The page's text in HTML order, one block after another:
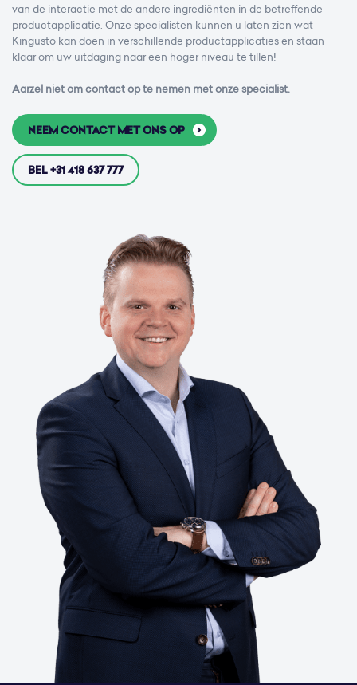
van de interactie met de andere ingrediënten in de betreffende
productapplicatie. Onze specialisten kunnen u laten zien wat
Kingusto kan doen in verschillende productapplicaties en staan
klaar om uw uitdaging naar een hoger niveau te tillen!
Aarzel niet om contact op te nemen met onze specialist.
NEEM CONTACT MET ONS OP
BEL +31 418 637 777